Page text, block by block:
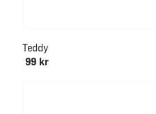
Teddy
99 kr